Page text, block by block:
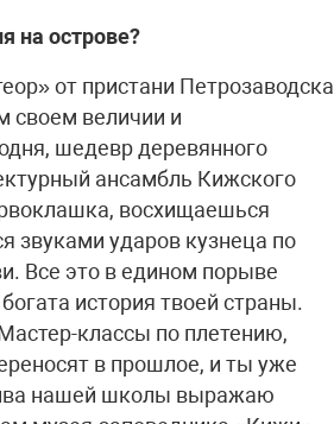
на острове?
от пристани Петрозаводска
своем величии и
шедевр деревянного
ансамбль Кижского
восхищаешься
звуками ударов кузнеца по
Все это в едином порыве
история твоей страны.
классы по плетению,
в прошлое, и ты уже
нашей школы выражаю